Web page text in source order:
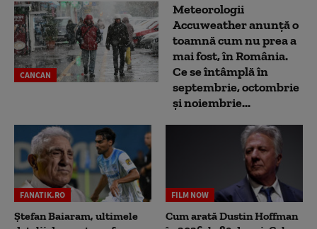
CANCAN
Meteorologii
Accuweather anunță o
toamnă cum nu prea a
mai fost, în România.
Ce se întâmplă în
septembrie, octombrie
și noiembrie...
FANATIK.RO
Ștefan Baiaram, ultimele
FILM NOW
Cum arată Dustin Hoffman